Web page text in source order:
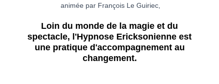
animée par François Le Guiriec,
Loin du monde de la magie et du
spectacle, l'Hypnose Ericksonienne est
une pratique d'accompagnement au
changement.